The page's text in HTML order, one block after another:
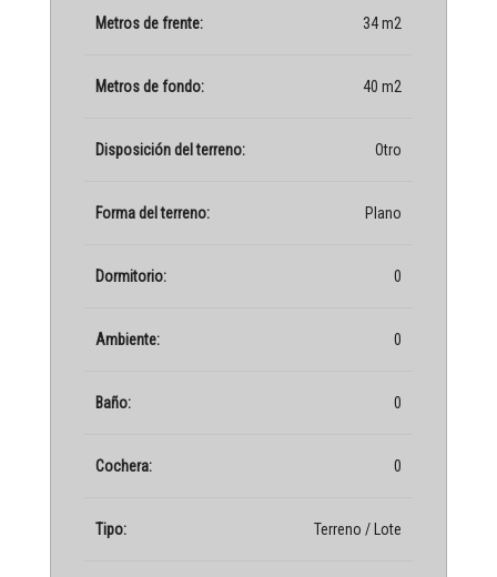
Metros de frente: 34 m2
Metros de fondo: 40 m2
Disposición del terreno: Otro
Forma del terreno: Plano
Dormitorio: 0
Ambiente: 0
Baño: 0
Cochera: 0
Tipo: Terreno / Lote